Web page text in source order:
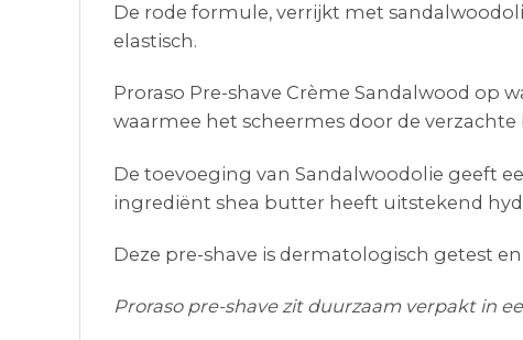
De rode formule, verrijkt met
elastisch.
Proraso Pre-shave Crème Sandalwood op
waarmee het scheermes door de
De toevoeging van Sandalwoodolie geeft
ingrediënt shea butter heeft uitstekend
Deze pre-shave is dermatologisch getest
Proraso pre-shave zit duurzaam verpakt in